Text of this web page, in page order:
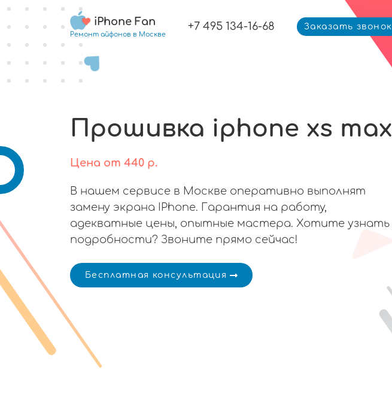
iPhone Fan
Ремонт айфонов в Москве
+7 495 134-16-68 Заказать звонок
Прошивка iphone xs max
Цена от 440 р.
В нашем сервисе в Москве оперативно выполнят
замену экрана IPhone. Гарантия на работу,
адекватные цены, опытные мастера. Хотите узнать
подробности? Звоните прямо сейчас!
Бесплатная консультация